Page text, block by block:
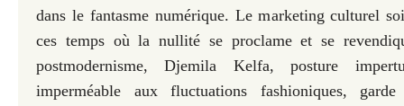
dans le fantasme numérique. Le marketing culturel
ces temps où la nullité se proclame et se
postmodernisme, Djemila Kelfa, posture
imperméable aux fluctuations fashioniques,